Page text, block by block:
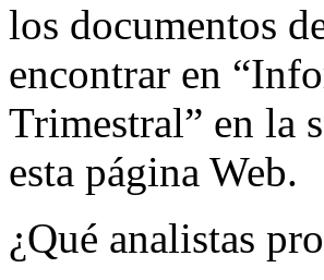
los documentos
encontrar en
Trimestral” en la
esta página Web.
¿Qué analistas